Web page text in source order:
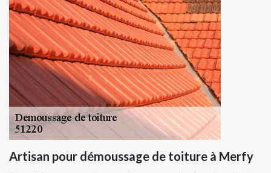
Artisan pour démoussage de toiture à Merfy